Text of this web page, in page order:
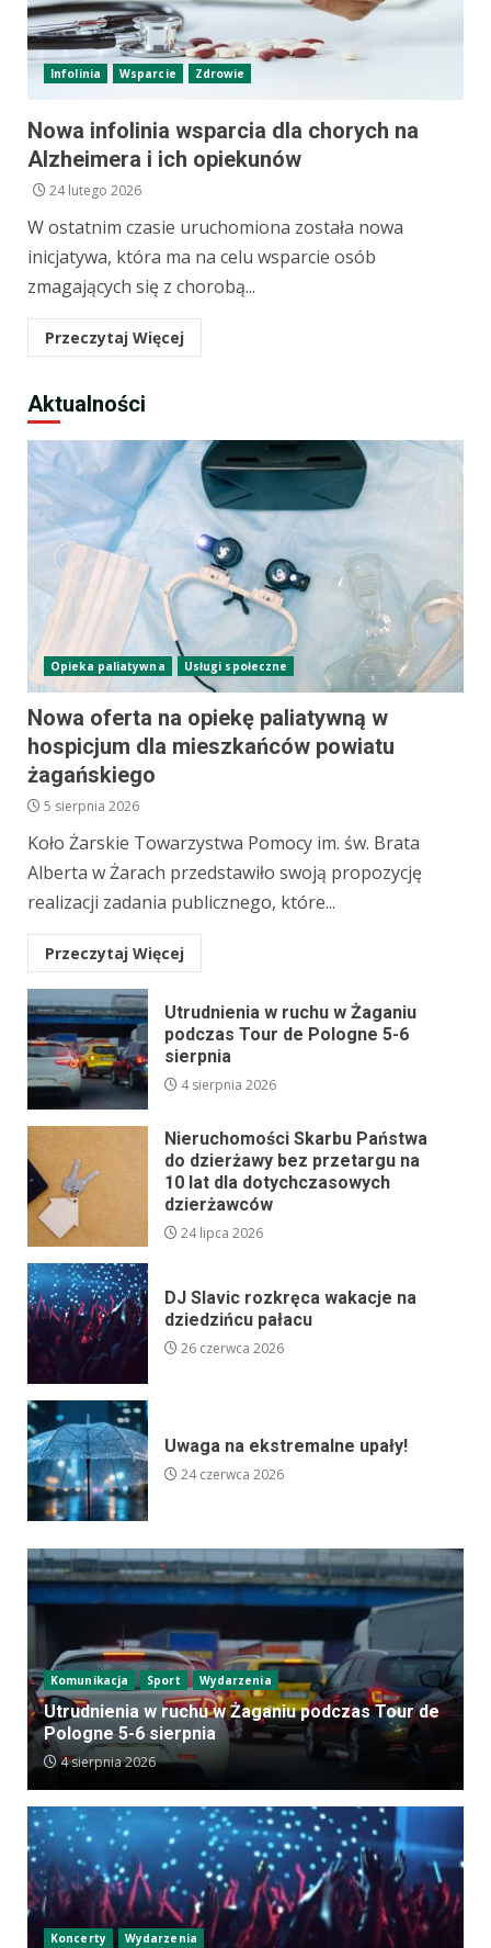
Infolinia Wsparcie Zdrowie
Nowa infolinia wsparcia dla chorych na
Alzheimera i ich opiekunów
24 lutego 2026
W ostatnim czasie uruchomiona została nowa
inicjatywa, która ma na celu wsparcie osób
zmagających się z chorobą...
Przeczytaj Więcej
Aktualności
Opieka paliatywna Usługi społeczne
Nowa oferta na opiekę paliatywną w
hospicjum dla mieszkańców powiatu
żagańskiego
5 sierpnia 2026
Koło Żarskie Towarzystwa Pomocy im. św. Brata
Alberta w Żarach przedstawiło swoją propozycję
realizacji zadania publicznego, które...
Przeczytaj Więcej
Utrudnienia w ruchu w Żaganiu
podczas Tour de Pologne 5-6
sierpnia
4 sierpnia 2026
Nieruchomości Skarbu Państwa
do dzierżawy bez przetargu na
10 lat dla dotychczasowych
dzierżawców
24 lipca 2026
DJ Slavic rozkręca wakacje na
dziedzińcu pałacu
26 czerwca 2026
Uwaga na ekstremalne upały!
24 czerwca 2026
Komunikacja Sport Wydarzenia
Utrudnienia w ruchu w Żaganiu podczas Tour de
Pologne 5-6 sierpnia
4 sierpnia 2026
Koncerty Wydarzenia